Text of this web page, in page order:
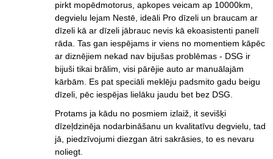
pirkt mopēdmotorus, apkopes veicam ap 10000km,
degvielu lejam Nestē, ideāli Pro dīzeli un braucam ar
dīzeli kā ar dīzeli jābrauc nevis kā ekoasistenti panelī
rāda. Tas gan iespējams ir viens no momentiem kāpēc
ar diznējiem nekad nav bijušas problēmas - DSG ir
bijuši tikai brālim, visi pārējie auto ar manuālajām
kārbām. Es pat speciāli meklēju padsmito gadu beigu
dīzeli, pēc iespējas lielāku jaudu bet bez DSG.
Protams ja kādu no posmiem izlaiž, it sevišķi
dīzeļdzinēja nodarbināšanu un kvalitatīvu degvielu, tad
jā, piedzīvojumi diezgan ātri sakrāsies, to es nevaru
noliegt.